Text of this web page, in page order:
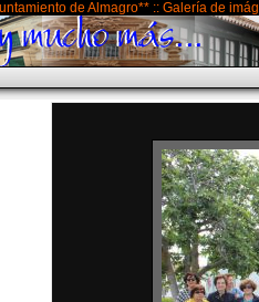
de Almagro** :: Galería de